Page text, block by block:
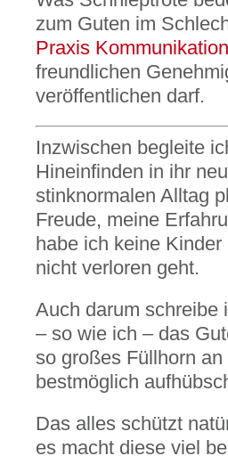
zum Guten im
Praxis
freundlichen
veröffentlichen darf.
Inzwischen begleite
Hineinfinden in ihr
stinknormalen Alltag
Freude, meine
habe ich keine
nicht verloren geht.
Auch darum schreibe
– so wie ich – das
so großes Füllhorn
bestmöglich
Das alles schützt
es macht diese viel